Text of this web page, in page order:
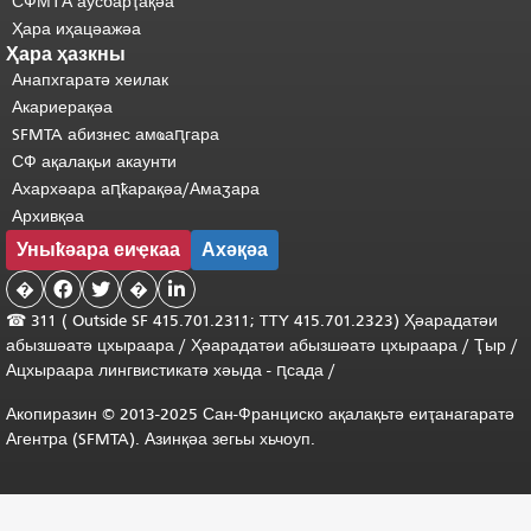
Ҳара иҳацәажәа
Ҳара ҳазкны
Анапхгаратә хеилак
Акариерақәа
SFMTA абизнес амҩаԥгара
СФ ақалақьи акаунти
Ахархәара аԥҟарақәа/Амаӡара
Архивқәа
Уныҟәара еиҿкаа Ахәқәа
�   � 
☎ 311 ( Outside SF 415.701.2311; TTY 415.701.2323) Ҳәарадатәи
абызшәатә цхыраара / Ҳәарадатәи абызшәатә цхыраара / Ҭыр /
Ацхыраара лингвистикатә хәыда - ԥсада /
Акопиразин © 2013-2025 Сан-Франциско ақалақьтә еиҭанагаратә
Агентра (SFMTA). Азинқәа зегьы хьчоуп.